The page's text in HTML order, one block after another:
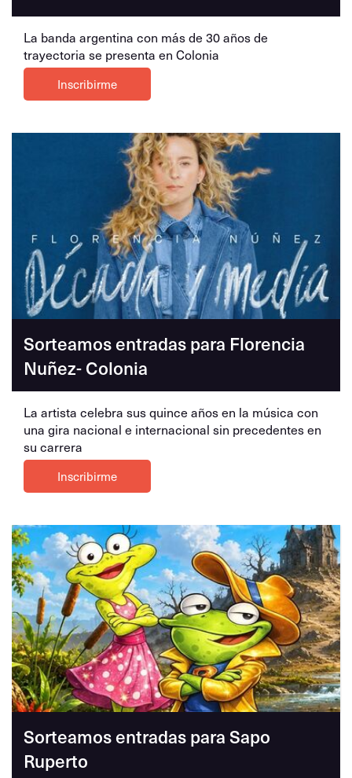
La banda argentina con más de 30 años de
trayectoria se presenta en Colonia
Inscribirme
Sorteamos entradas para Florencia
Nuñez- Colonia
La artista celebra sus quince años en la música con
una gira nacional e internacional sin precedentes en
su carrera
Inscribirme
Sorteamos entradas para Sapo
Ruperto